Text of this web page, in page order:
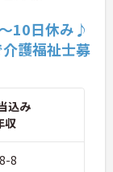
10日休み♪
護福祉士募
込み
収
8